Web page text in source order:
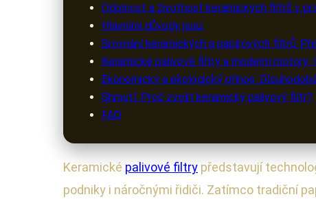
Odolnost a životnost keramických filtrů v
Hlavními důvody jsou:
Srovnání keramických a papírových filtrů:
Keramické palivové filtry a moderní
Ekonomický a ekologický přínos:
Shrnutí: Proč zvolit keramický palivový filtr?
FAQ
Keramické palivové filtry představují
podniky i náročnými řidiči. Zatímco tradiční